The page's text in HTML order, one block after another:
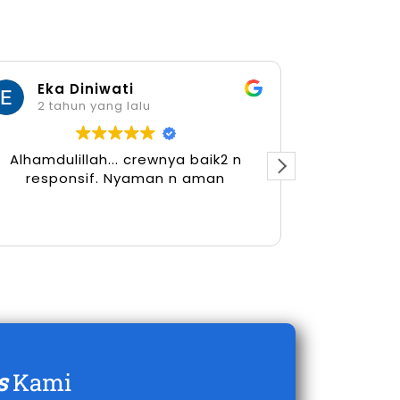
Eka Diniwati
2 tahun yang lalu
Alhamdulillah... crewnya baik2 n
responsif. Nyaman n aman
Kami